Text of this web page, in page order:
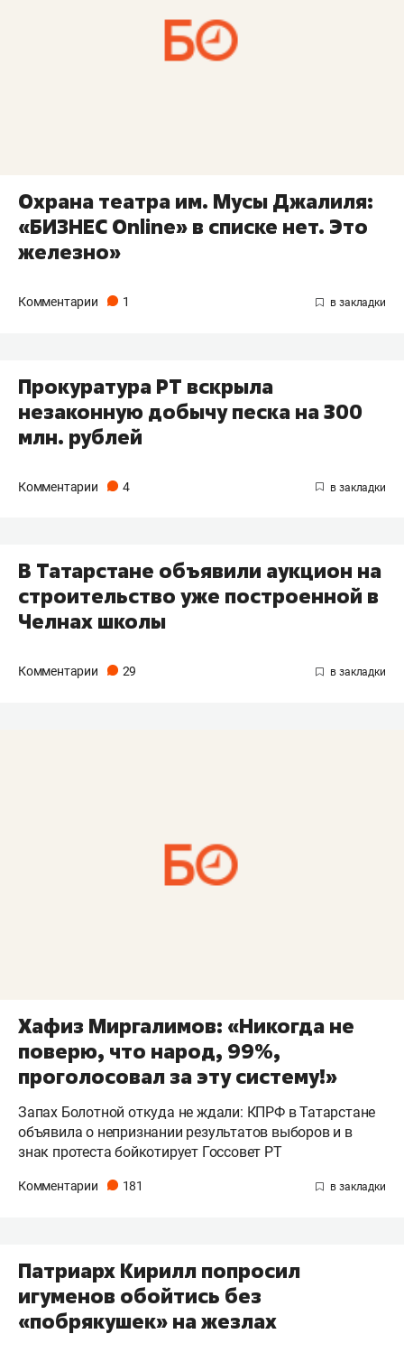
Охрана театра им. Мусы Джалиля:
«БИЗНЕС Online» в списке нет. Это
железно»
Комментарии 1
Прокуратура РТ вскрыла
незаконную добычу песка на 300
млн. рублей
Комментарии 4
В Татарстане объявили аукцион на
строительство уже построенной в
Челнах школы
Комментарии 29
Хафиз Миргалимов: «Никогда не
поверю, что народ, 99%,
проголосовал за эту систему!»
Запах Болотной откуда не ждали: КПРФ в Татарстане
объявила о непризнании результатов выборов и в
знак протеста бойкотирует Госсовет РТ
Комментарии 181
Патриарх Кирилл попросил
игуменов обойтись без
«побрякушек» на жезлах